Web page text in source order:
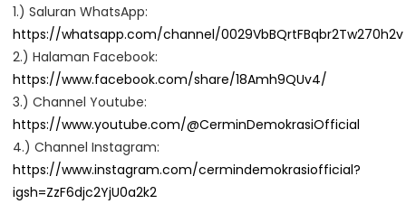
1.) Saluran WhatsApp:
https://whatsapp.com/channel/0029VbBQrtFBqbr2Tw270h2v
2.) Halaman Facebook:
https://www.facebook.com/share/18Amh9QUv4/
3.) Channel Youtube:
https://www.youtube.com/@CerminDemokrasiOfficial
4.) Channel Instagram:
https://www.instagram.com/cermindemokrasiofficial?
igsh=ZzF6djc2YjU0a2k2